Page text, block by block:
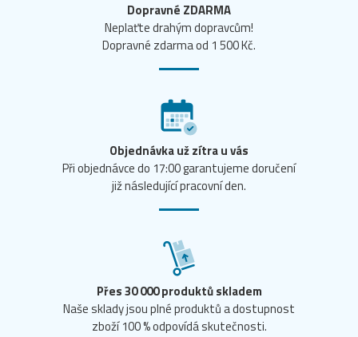
Dopravné ZDARMA
Neplaťte drahým dopravcům!
Dopravné zdarma od 1 500 Kč.
Objednávka už zítra u vás
Při objednávce do 17:00 garantujeme doručení
již následující pracovní den.
Přes 30 000 produktů skladem
Naše sklady jsou plné produktů a dostupnost
zboží 100 % odpovídá skutečnosti.